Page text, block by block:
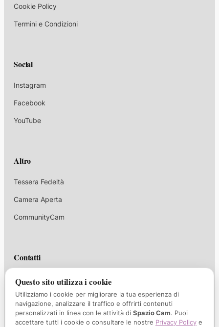
Cookie Policy
Termini e Condizioni
Social
Instagram
Facebook
YouTube
Altro
Tessera Fedeltà
Camera Aperta
CommunityCam
Contatti
corsi@spaziocam.it
+39 339 1047732
Via Borgo Palazzo 35/A, Bergamo
Questo sito utilizza i cookie
Utilizziamo i cookie per migliorare la tua esperienza di
navigazione, analizzare il traffico e offrirti contenuti
personalizzati in linea con le attività di Spazio Cam. Puoi
accettare tutti i cookie o consultare le nostre Privacy Policy e